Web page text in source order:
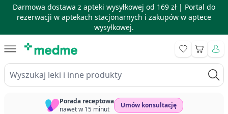
Darmowa dostawa z apteki wysyłkowej od 169 zł | Portal do
rezerwacji w aptekach stacjonarnych i zakupów w aptece
wysyłkowej.
Wyszukaj leki i inne produkty
Koszyk
Porada receptowa
nawet w 15 minut
Umów konsultację